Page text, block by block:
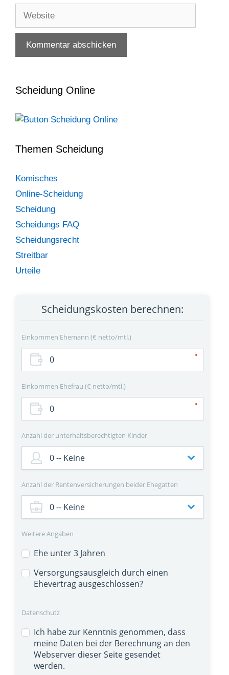
Adresse
Scheidung Online
Themen Scheidung
Komisches
Online-Scheidung
Scheidung
Scheidungs FAQ
Scheidungsrecht
Streitbar
Urteile
Scheidungskosten berechnen:
Einkommen Ehemann € netto/mtl.
Einkommen Ehefrau € netto/mtl.
Anzahl der unterhaltsberechtigten Kinder
Anzahl der Rentenversicherungen beider Ehegatten
Weitere Angaben
Ehe unter 3 Jahren
Versorgungsausgleich durch einen
Ehevertrag ausgeschlossen?
Datenschutz
Ich habe zur Kenntnis genommen, dass
meine Daten bei der Berechnung an den
Webserver dieser Seite gesendet
werden.